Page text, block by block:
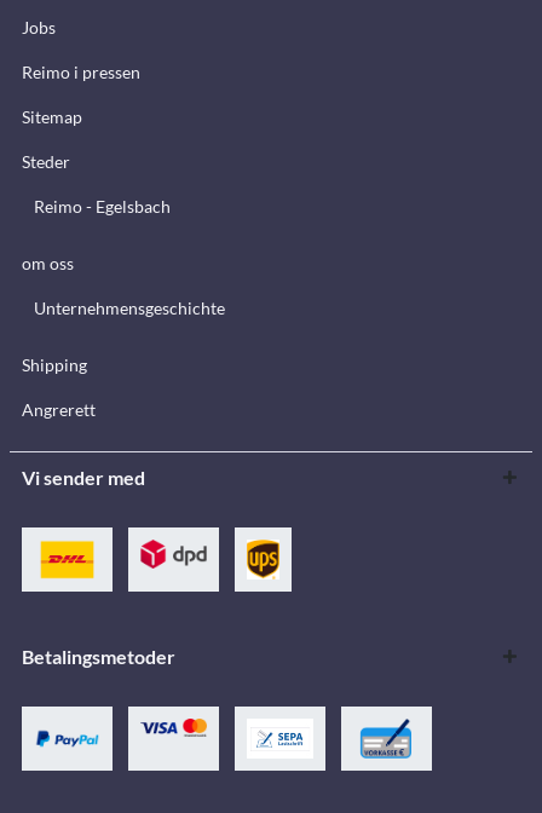
Jobs
Reimo i pressen
Sitemap
Steder
Reimo - Egelsbach
om oss
Unternehmensgeschichte
Shipping
Angrerett
Vi sender med
Betalingsmetoder